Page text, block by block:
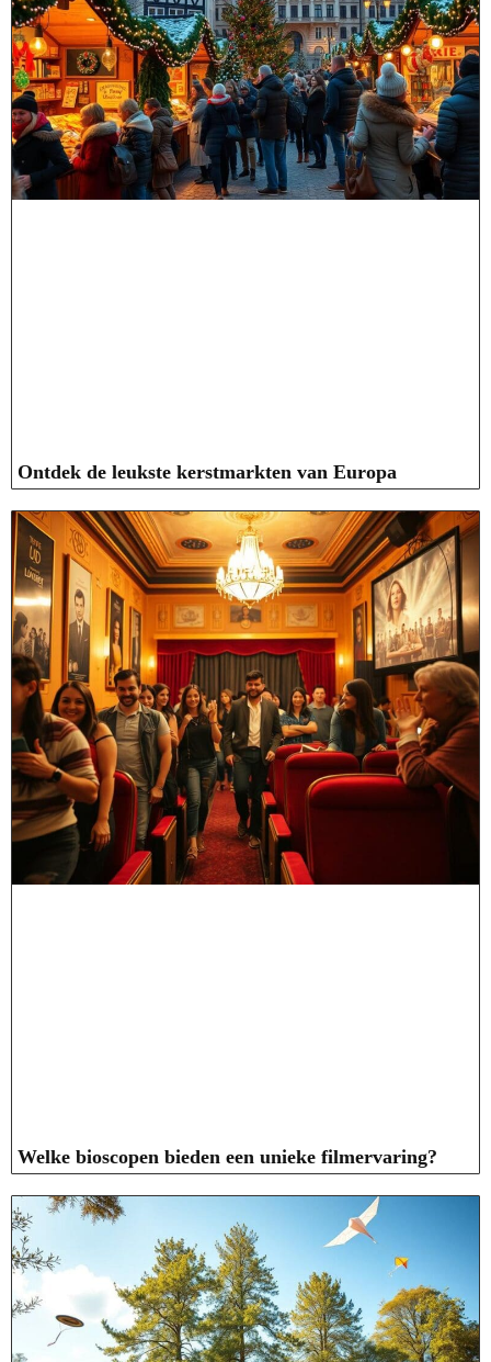
Ontdek de leukste kerstmarkten van Europa
Welke bioscopen bieden een unieke filmervaring?